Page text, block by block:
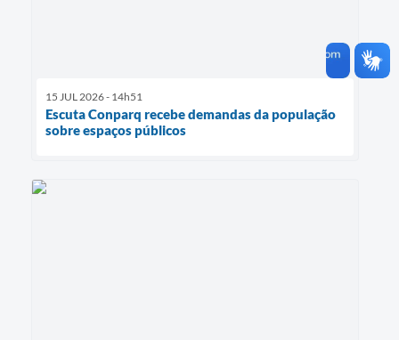
15 JUL 2026 - 14h51
Escuta Conparq recebe demandas da população
sobre espaços públicos